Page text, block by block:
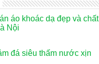
áo khoác dạ đẹp và chất
Nội
đá siêu thấm nước xịn